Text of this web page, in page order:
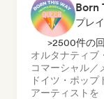
Born
プレ
>2500件の
オルタナティブ
コマーシャル／
ドイツ・ポップ
アーティストを